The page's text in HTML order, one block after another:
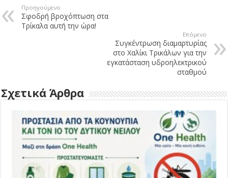
Προηγούμενο
Σφοδρή βροχόπτωση στα
Τρίκαλα αυτή την ώρα!
Επόμενο
Συγκέντρωση διαμαρτυρίας
στο Χαλίκι Τρικάλων για την
εγκατάσταση υδροηλεκτρικού
σταθμού
Σχετικά Άρθρα